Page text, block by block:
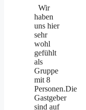
Wir
haben
uns hier
sehr
wohl
gefühlt
als
Gruppe
mit 8
Personen.Die
Gastgeber
sind auf